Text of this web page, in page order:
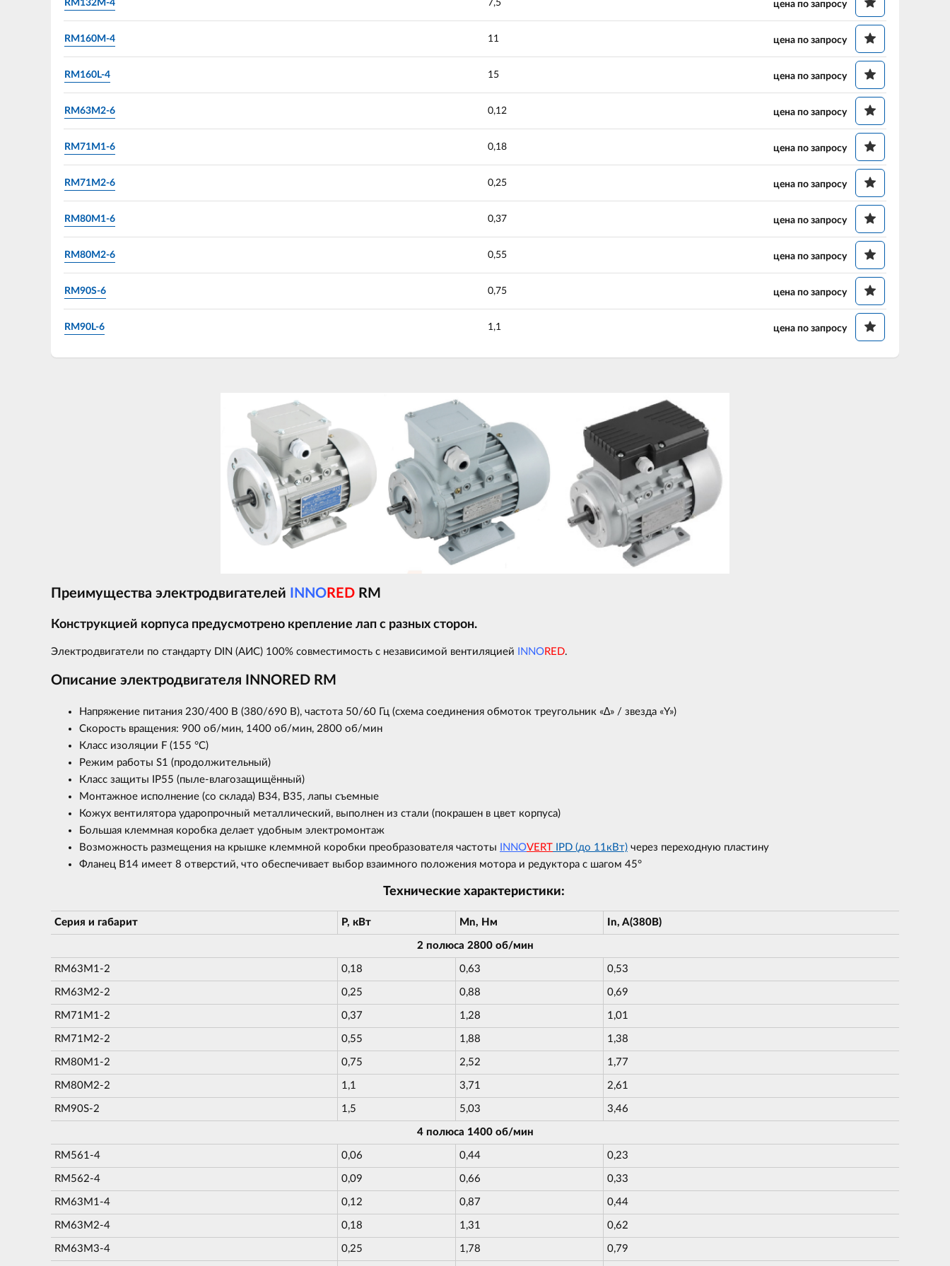
RM132M-4 7,5 цена по запросу
RM160M-4 11 цена по запросу
RM160L-4 15 цена по запросу
RM63M2-6 0,12 цена по запросу
RM71M1-6 0,18 цена по запросу
RM71M2-6 0,25 цена по запросу
RM80M1-6 0,37 цена по запросу
RM80M2-6 0,55 цена по запросу
RM90S-6 0,75 цена по запросу
RM90L-6 1,1 цена по запросу
Преимущества электродвигателей INNO RED RM
Конструкцией корпуса предусмотрено крепление лап с разных сторон.
Электродвигатели по стандарту DIN (АИС) 100% совместимость с независимой вентиляцией INNORED.
Описание электродвигателя INNORED RM
Напряжение питания 230/400 В (380/690 В), частота 50/60 Гц (схема соединения обмоток треугольник «∆» / звезда «Y»)
Скорость вращения: 900 об/мин, 1400 об/мин, 2800 об/мин
Класс изоляции F (155 °С)
Режим работы S1 (продолжительный)
Класс защиты IP55 (пыле-влагозащищённый)
Монтажное исполнение (со склада) В34, В35, лапы съемные
Кожух вентилятора ударопрочный металлический, выполнен из стали (покрашен в цвет корпуса)
Большая клеммная коробка делает удобным электромонтаж
Возможность размещения на крышке клеммной коробки преобразователя частоты
INNOVERT IPD (до 11кВт) через переходную пластину
Фланец В14 имеет 8 отверстий, что обеспечивает выбор взаимного положения мотора и редуктора с шагом 45°
Технические характеристики:
Серия и габарит P, кВт Mn, Нм In, A(380В)
2 полюса 2800 об/мин
RM63M1-2 0,18 0,63 0,53
RM63M2-2 0,25 0,88 0,69
RM71M1-2 0,37 1,28 1,01
RM71M2-2 0,55 1,88 1,38
RM80M1-2 0,75 2,52 1,77
RM80M2-2 1,1 3,71 2,61
RM90S-2 1,5 5,03 3,46
4 полюса 1400 об/мин
RM561-4 0,06 0,44 0,23
RM562-4 0,09 0,66 0,33
RM63M1-4 0,12 0,87 0,44
RM63M2-4 0,18 1,31 0,62
RM63M3-4 0,25 1,78 0,79